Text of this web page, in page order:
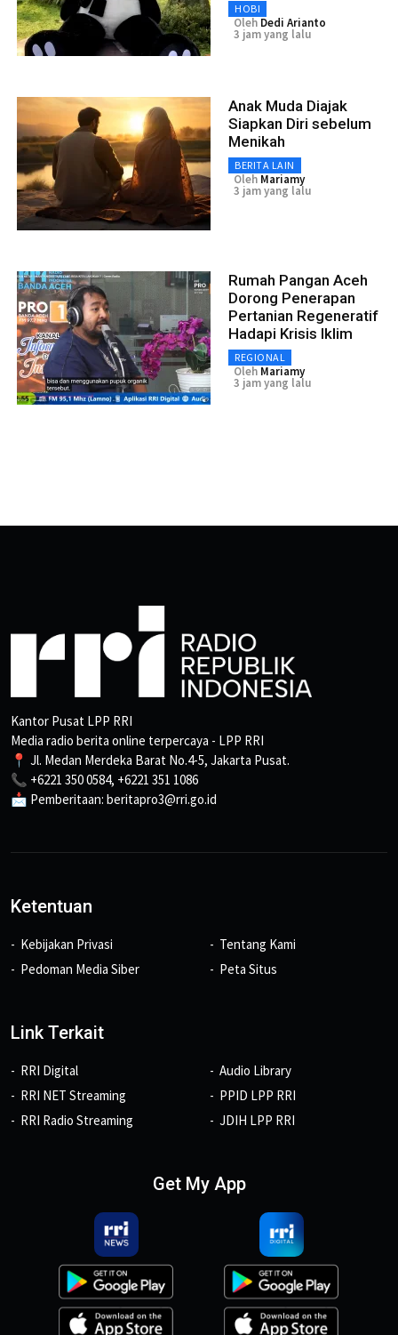
HOBI
Oleh Dedi Arianto
3 jam yang lalu
Anak Muda Diajak
Siapkan Diri sebelum
Menikah
BERITA LAIN
Oleh Mariamy
3 jam yang lalu
Rumah Pangan Aceh
Dorong Penerapan
Pertanian Regeneratif
Hadapi Krisis Iklim
REGIONAL
Oleh Mariamy
3 jam yang lalu
Kantor Pusat LPP RRI
Media radio berita online terpercaya - LPP RRI
📍 Jl. Medan Merdeka Barat No.4-5, Jakarta Pusat.
📞 +6221 350 0584, +6221 351 1086
📩 Pemberitaan: beritapro3@rri.go.id
Ketentuan
Kebijakan Privasi
Pedoman Media Siber
Tentang Kami
Peta Situs
Link Terkait
RRI Digital
RRI NET Streaming
RRI Radio Streaming
Audio Library
PPID LPP RRI
JDIH LPP RRI
Get My App